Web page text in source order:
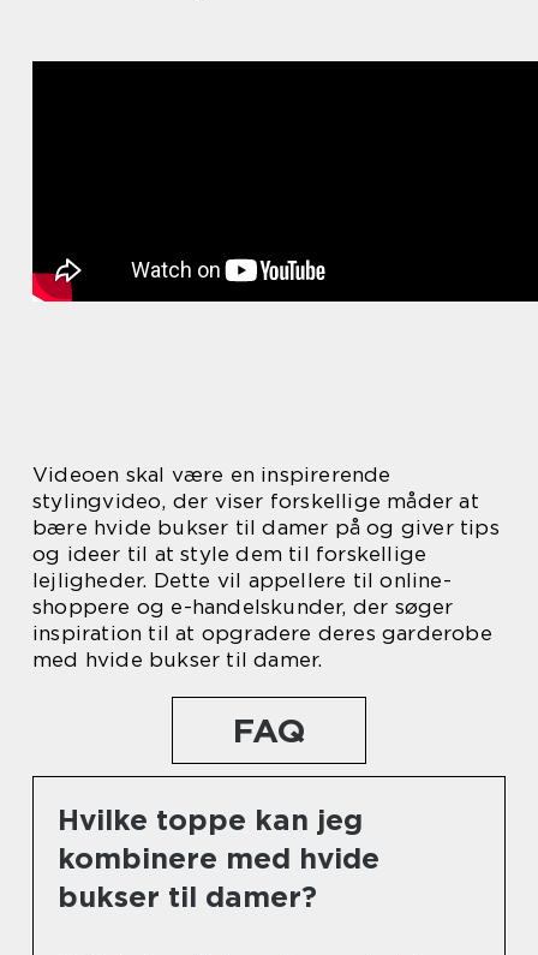
Videoen skal være en inspirerende
stylingvideo, der viser forskellige måder at
bære hvide bukser til damer på og giver tips
og ideer til at style dem til forskellige
lejligheder. Dette vil appellere til online-
shoppere og e-handelskunder, der søger
inspiration til at opgradere deres garderobe
med hvide bukser til damer.
FAQ
Hvilke toppe kan jeg
kombinere med hvide
bukser til damer?